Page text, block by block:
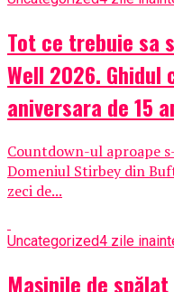
Tot ce trebuie sa
Well 2026.
aniversara de 15
Countdown-ul aproape
Domeniul Stirbey din
zeci de...
Uncategorized4 zile
Mașinile de